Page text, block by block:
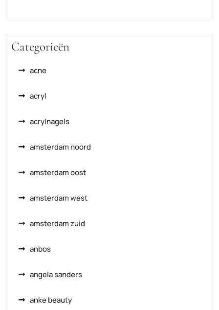
Categorieën
acne
acryl
acrylnagels
amsterdam noord
amsterdam oost
amsterdam west
amsterdam zuid
anbos
angela sanders
anke beauty